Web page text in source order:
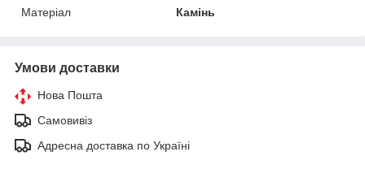
Матеріал
Камінь
Умови доставки
Нова Пошта
Самовивіз
Адресна доставка по Україні